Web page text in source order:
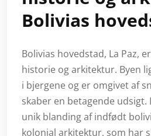
Bolivias
Bolivias hovedstad, La Paz,
historie og arkitektur. Byen
i bjergene og er omgivet af
skaber en betagende udsigt.
unik blanding af indfødt
kolonial arkitektur, som har